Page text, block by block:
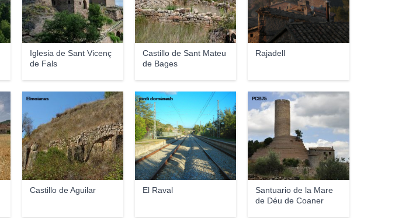
Iglesia de Sant Vicenç
de Fals
Castillo de Sant Mateu
de Bages
Rajadell
Castillo de Aguilar
Elmoianes
El Raval
jordi domènech
Santuario de la Mare
de Déu de Coaner
PCB75